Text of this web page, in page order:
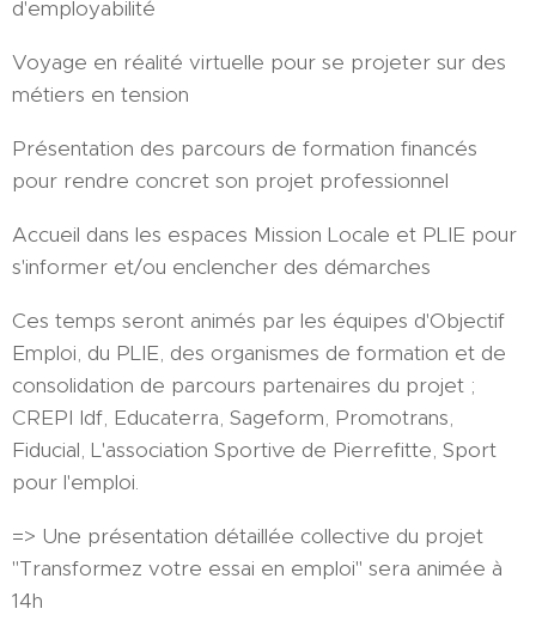
d'employabilité
Voyage en réalité virtuelle pour se projeter sur des
métiers en tension
Présentation des parcours de formation financés
pour rendre concret son projet professionnel
Accueil dans les espaces Mission Locale et PLIE pour
s'informer et/ou enclencher des démarches
Ces temps seront animés par les équipes d'Objectif
Emploi, du PLIE, des organismes de formation et de
consolidation de parcours partenaires du projet ;
CREPI Idf, Educaterra, Sageform, Promotrans,
Fiducial, L'association Sportive de Pierrefitte, Sport
pour l'emploi.
=> Une présentation détaillée collective du projet
"Transformez votre essai en emploi" sera animée à
14h